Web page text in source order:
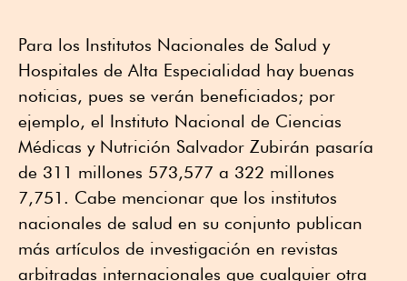
Para los Institutos Nacionales de Salud y
Hospitales de Alta Especialidad hay buenas
noticias, pues se verán beneficiados; por
ejemplo, el Instituto Nacional de Ciencias
Médicas y Nutrición Salvador Zubirán pasaría
de 311 millones 573,577 a 322 millones
7,751. Cabe mencionar que los institutos
nacionales de salud en su conjunto publican
más artículos de investigación en revistas
arbitradas internacionales que cualquier otra